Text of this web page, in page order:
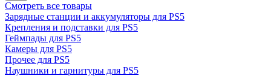
Смотреть все товары
Зарядные станции и аккумуляторы для PS5
Крепления и подставки для PS5
Геймпады для PS5
Камеры для PS5
Прочее для PS5
Наушники и гарнитуры для PS5